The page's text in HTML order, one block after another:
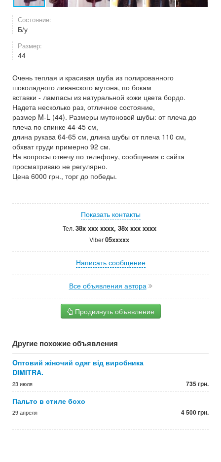
Состояние:
Б/у
Размер:
44
Очень теплая и красивая шуба из полированного
шоколадного ливанского мутона, по бокам
вставки - лампасы из натуральной кожи цвета бордо.
Надета несколько раз, отличное состояние,
размер M-L (44). Размеры мутоновой шубы: от плеча до
плеча по спинке 44-45 см,
длина рукава 64-65 см, длина шубы от плеча 110 см,
обхват груди примерно 92 см.
На вопросы отвечу по телефону, сообщения с сайта
просматриваю не регулярно.
Цена 6000 грн., торг до победы.
Показать контакты
Тел. 38x xxx xxxx, 38x xxx xxxx
Viber05xxxxx
Написать сообщение
Все объявления автора
Продвинуть объявление
Другие похожие объявления
Oптовий жіночий одяг від виробника
DIMITRA.
23 июля 735 грн.
Пальто в стиле бохо
29 апреля 4 500 грн.